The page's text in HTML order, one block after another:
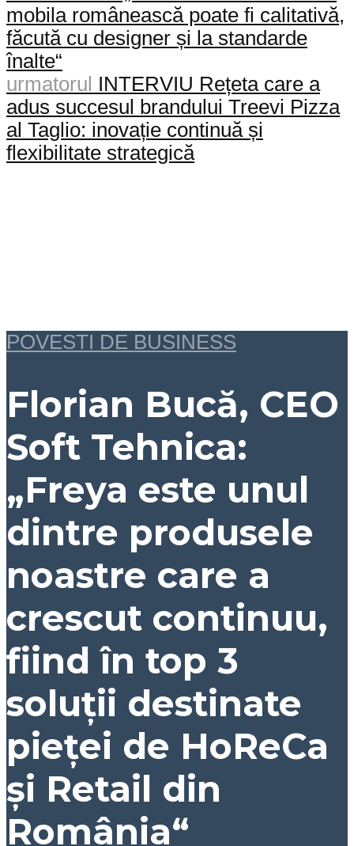
mobila românească poate fi calitativă,
făcută cu designer și la standarde
înalte“
urmatorul INTERVIU Rețeta care a
adus succesul brandului Treevi Pizza
al Taglio: inovație continuă și
flexibilitate strategică
POVESTI DE BUSINESS
Florian Bucă, CEO
Soft Tehnica:
„Freya este unul
dintre produsele
noastre care a
crescut continuu,
fiind în top 3
soluții destinate
pieței de HoReCa
și Retail din
România“